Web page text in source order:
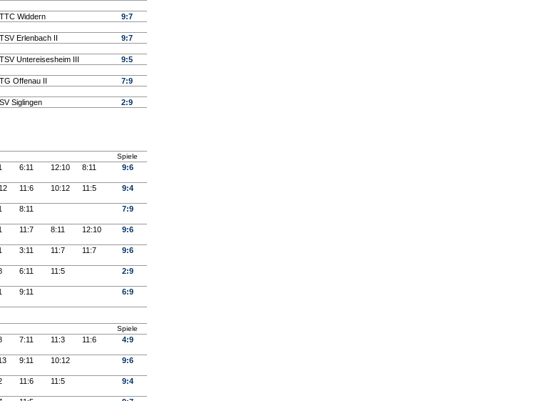
TTC Widdern
9:7
TSV Erlenbach II
9:7
TSV Untereisesheim III
9:5
TG Offenau II
7:9
SV Siglingen 2:9
Spiele
6:11 12:10 8:11 9:6
11:6 10:12 11:5 9:4
8:11 7:9
11:7 8:11 12:10 9:6
3:11 11:7 11:7 9:6
6:11 11:5 2:9
9:11 6:9
Spiele
7:11 11:3 11:6 4:9
9:11 10:12 9:6
11:6 11:5 9:4